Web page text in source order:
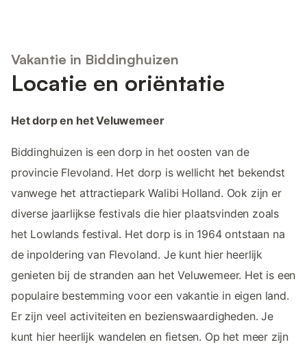
Vakantie in Biddinghuizen
Locatie en oriëntatie
Het dorp en het Veluwemeer
Biddinghuizen is een dorp in het oosten van de
provincie Flevoland. Het dorp is wellicht het bekendst
vanwege het attractiepark Walibi Holland. Ook zijn er
diverse jaarlijkse festivals die hier plaatsvinden zoals
het Lowlands festival. Het dorp is in 1964 ontstaan na
de inpoldering van Flevoland. Je kunt hier heerlijk
genieten bij de stranden aan het Veluwemeer. Het is een
populaire bestemming voor een vakantie in eigen land.
Er zijn veel activiteiten en bezienswaardigheden. Je
kunt hier heerlijk wandelen en fietsen. Op het meer zijn